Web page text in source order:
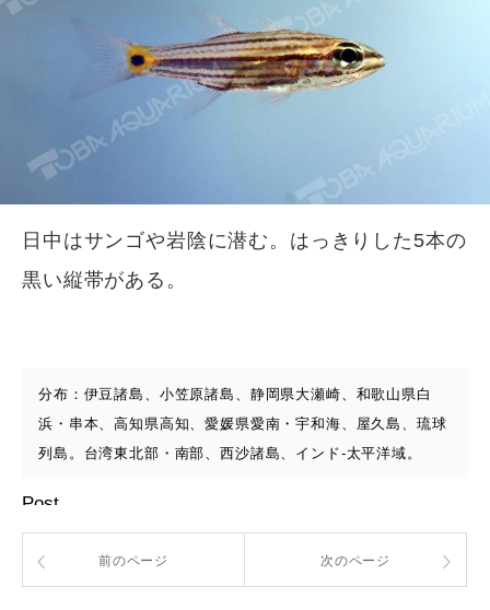
日中はサンゴや岩陰に潜む。はっきりした5本の
黒い縦帯がある。
分布：伊豆諸島、小笠原諸島、静岡県大瀬崎、和歌山県白
浜・串本、高知県高知、愛媛県愛南・宇和海、屋久島、琉球
列島。台湾東北部・南部、西沙諸島、インド-太平洋域。
Post
前のページ 次のページ